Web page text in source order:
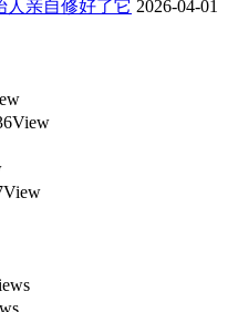
人亲自修好了它 2026-04-01